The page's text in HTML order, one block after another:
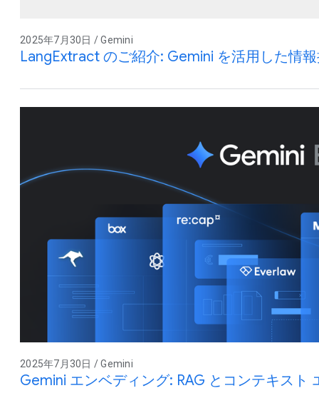
2025年7月30日 / Gemini
LangExtract のご紹介: Gemini を活用した情
2025年7月30日 / Gemini
Gemini エンベディング: RAG とコンテキスト